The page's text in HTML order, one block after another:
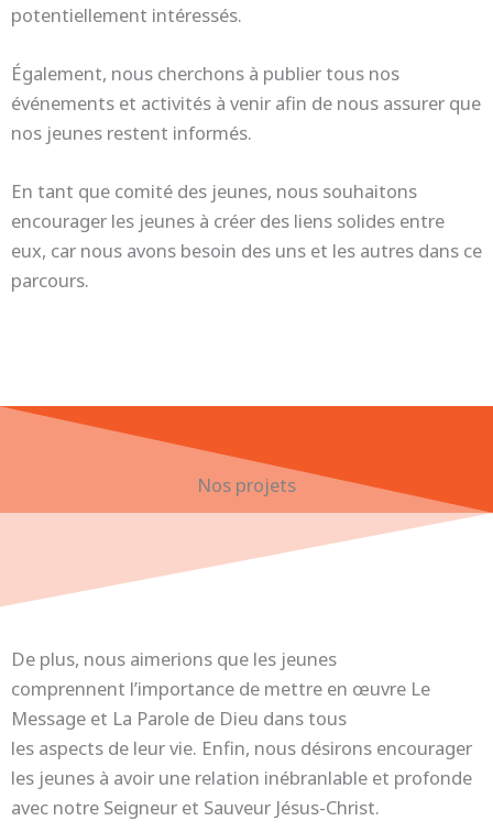
potentiellement intéressés.
Également, nous cherchons à publier tous nos
événements et activités à venir afin de nous assurer que
nos jeunes restent informés.
En tant que comité des jeunes, nous souhaitons
encourager les jeunes à créer des liens solides entre
eux, car nous avons besoin des uns et les autres dans ce
parcours.
Nos projets
De plus, nous aimerions que les jeunes
comprennent l’importance de mettre en œuvre Le
Message et La Parole de Dieu dans tous
les aspects de leur vie. Enfin, nous désirons encourager
les jeunes à avoir une relation inébranlable et profonde
avec notre Seigneur et Sauveur Jésus-Christ.